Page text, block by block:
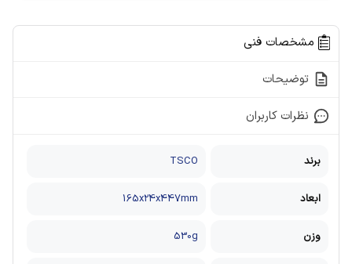
مشخصات فنی
توضیحات
نظرات کاربران
برند TSCO
ابعاد 165x24x447mm
وزن 530g